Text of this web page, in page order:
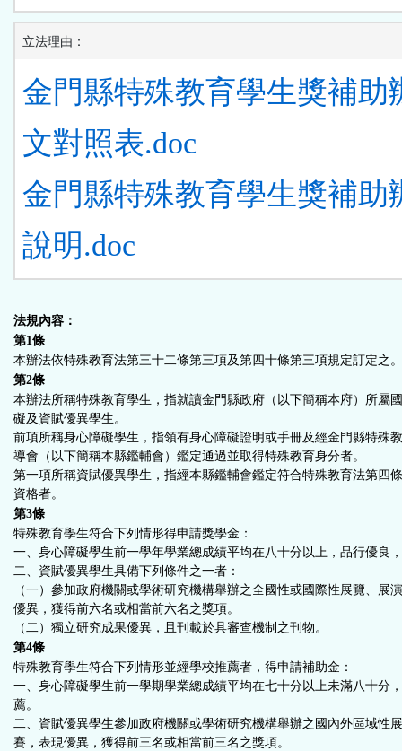
立法理由：
金門縣特殊教育學生獎補助
文對照表.doc
金門縣特殊教育學生獎補助
說明.doc
法規內容：
第1條
本辦法依特殊教育法第三十二條第三項及第四十條第三項規定訂定之。
第2條
本辦法所稱特殊教育學生，指就讀金門縣政府（以下簡稱本府）所屬
礙及資賦優異學生。
前項所稱身心障礙學生，指領有身心障礙證明或手冊及經金門縣特殊
導會（以下簡稱本縣鑑輔會）鑑定通過並取得特殊教育身分者。
第一項所稱資賦優異學生，指經本縣鑑輔會鑑定符合特殊教育法第四
資格者。
第3條
特殊教育學生符合下列情形得申請獎學金：
一、身心障礙學生前一學年學業總成績平均在八十分以上，品行優良
二、資賦優異學生具備下列條件之一者：
（一）參加政府機關或學術研究機構舉辦之全國性或國際性展覽、展
優異，獲得前六名或相當前六名之獎項。
（二）獨立研究成果優異，且刊載於具審查機制之刊物。
第4條
特殊教育學生符合下列情形並經學校推薦者，得申請補助金：
一、身心障礙學生前一學期學業總成績平均在七十分以上未滿八十分
薦。
二、資賦優異學生參加政府機關或學術研究機構舉辦之國內外區域性
賽，表現優異，獲得前三名或相當前三名之獎項。